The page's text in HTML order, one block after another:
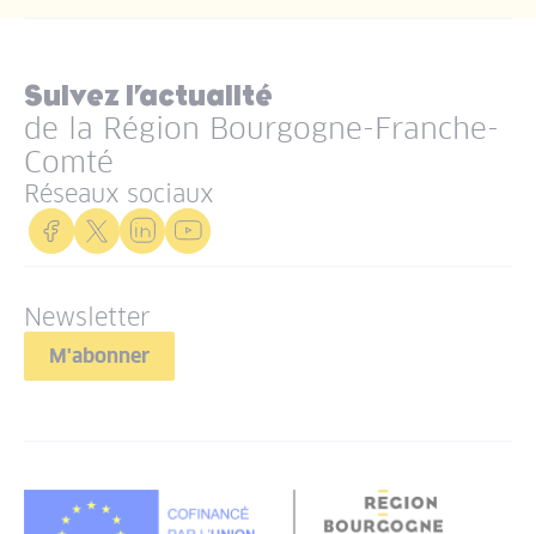
Suivez l’actualité
de la Région Bourgogne-Franche-
Comté
Réseaux sociaux
Newsletter
M'abonner